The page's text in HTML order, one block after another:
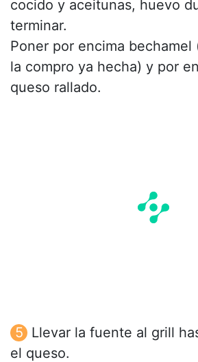
cocido y aceitunas, huevo
terminar.
Poner por encima bechamel
la compro ya hecha) y por
queso rallado.
Llevar la fuente al grill
el queso.